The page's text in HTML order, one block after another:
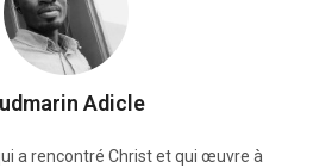
Adicle
a rencontré Christ et qui œuvre à